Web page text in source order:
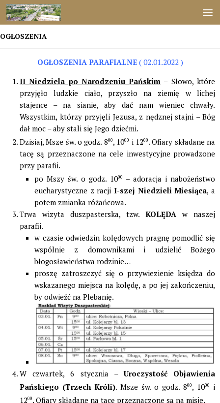
Przejdź do treści
OGŁOSZENIA
OGŁOSZENIA PARAFIALNE ( 02.01.2022 )
II Niedziela po Narodzeniu Pańskim – Słowo, które
przyjęło ludzkie ciało, przyszło na ziemię w lichej
stajence – na sianie, aby dać nam wieniec chwały.
Wszystkim, którzy przyjęli Jezusa, z nędznej stajni – Bóg
dał moc – aby stali się Jego dziećmi.
Dzisiaj, Msze św. o godz. 800, 1000 i 1200. Ofiary składane na
tacę są przeznaczone na cele inwestycyjne prowadzone
przy parafii.
po Mszy św. o godz. 1000
– adoracja i nabożeństwo
eucharystyczne z racji I-szej Niedzieli Miesiąca, a
potem zmianka różańcowa.
Trwa wizyta duszpasterska, tzw. KOLĘDA w naszej
parafii.
w czasie odwiedzin kolędowych pragnę pomodlić się
wspólnie z domownikami i udzielić Bożego
błogosławieństwa rodzinie…
proszę zatroszczyć się o przywiezienie księdza do
wskazanego miejsca na kolędę, a po jej zakończeniu,
by odwieźć na Plebanię.
W czwartek, 6 stycznia –Uroczystość Objawienia
Pańskiego (Trzech Króli). Msze św. o godz. 800, 1000
i
1200. Ofiary składane na tacę przeznaczone są na misje.